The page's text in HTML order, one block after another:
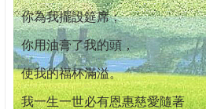
你為我擺設筵席；
你用油膏了我的頭，
使我的福杯滿溢。
我一生一世必有恩惠慈愛隨著